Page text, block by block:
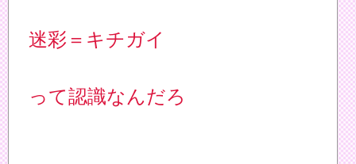
迷彩＝キチガイ
って認識なんだろ